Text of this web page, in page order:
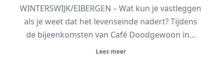
WINTERSWIJK/EIBERGEN – Wat kun je vastleggen
als je weet dat het levenseinde nadert? Tijdens
de bijeenkomsten van Café Doodgewoon in...
Lees meer